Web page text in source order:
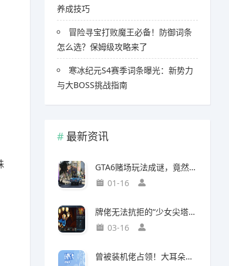
养成技巧
冒险寻宝打败魔王必备！防御词条
怎么选？保姆级攻略来了
寒冰纪元S4赛季词条曝光：新势力
与大BOSS挑战指南
最新资讯
GTA6赌场玩法成谜，竟然面临全球50国封禁风险
01-16
牌佬无法抗拒的“少女尖塔”竟然是个搜打撤？
03-16
曾被装机佬占领！大耳朵图图贴吧重归故主